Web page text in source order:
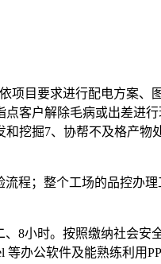
目要求进行配电方案、
客户解除毛病或出差进
挖掘7、协帮不及格产物
程；整个工场的品控办理
小时。按照缴纳社会安
办公软件及能熟练利用